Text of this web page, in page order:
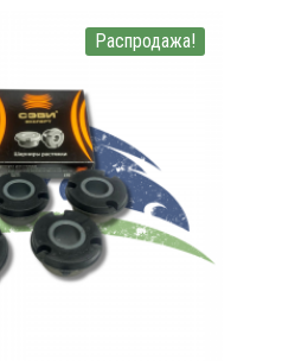
Распродажа!